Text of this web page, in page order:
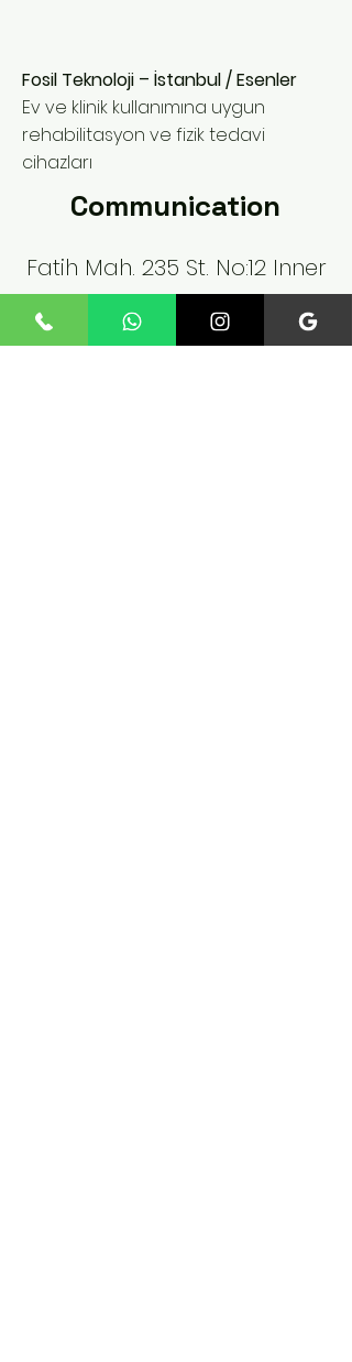
Fosil Teknoloji – İstanbul / Esenler
Ev ve klinik kullanımına uygun
rehabilitasyon ve fizik tedavi
cihazları
Communication
Fatih Mah. 235 St. No:12 Inner
Door No:4 Esenler / IST
Phone:+90 545 824 02 61